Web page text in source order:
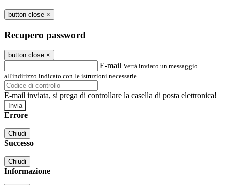
button close ×
Recupero password
button close ×
E-mail Verrà inviato un messaggio
all'indirizzo indicato con le istruzioni necessarie.
E-mail inviata, si prega di controllare la casella di posta elettronica!
Errore
Chiudi
Successo
Chiudi
Informazione